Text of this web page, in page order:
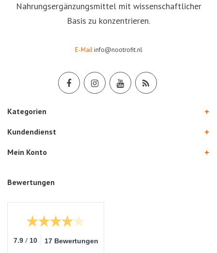
Nahrungsergänzungsmittel mit wissenschaftlicher
Basis zu konzentrieren.
E-Mail info@nootrofit.nl
Kategorien
Kundendienst
Mein Konto
Bewertungen
7.9 / 10 17 Bewertungen